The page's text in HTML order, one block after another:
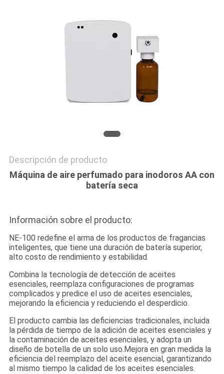
DE
PRIVACIDAD
Descripción de producto
Máquina de aire perfumado para inodoros AA con
batería seca
Información sobre el producto:
NE-100 redefine el arma de los productos de fragancias
inteligentes, que tiene una duración de batería superior,
alto costo de rendimiento y estabilidad.
Combina la tecnología de detección de aceites
esenciales, reemplaza configuraciones de programas
complicados y predice el uso de aceites esenciales,
mejorando la eficiencia y reduciendo el desperdicio.
El producto cambia las deficiencias tradicionales, incluida
la pérdida de tiempo de la adición de aceites esenciales y
la contaminación de aceites esenciales, y adopta un
diseño de botella de un solo uso.Mejora en gran medida la
eficiencia del reemplazo del aceite esencial, garantizando
al mismo tiempo la calidad de los aceites esenciales.